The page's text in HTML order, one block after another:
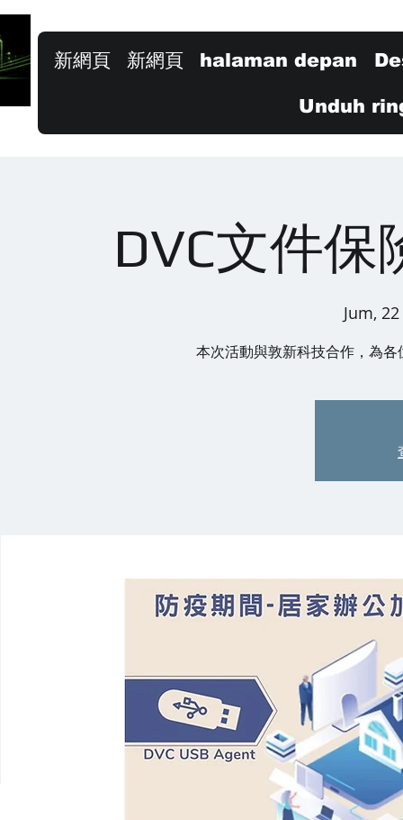
新網頁 新網頁 halaman depan
Unduh
DVC文件
Jum,
本次活動與敦新科技合作，為